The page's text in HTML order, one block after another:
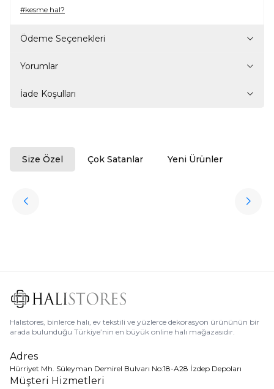
#kesme hal?
Ödeme Seçenekleri
Yorumlar
İade Koşulları
Size Özel Çok Satanlar Yeni Ürünler
Favorilere Ekle
Halıstores
3.909,80
Halıstores, binlerce halı, ev tekstili ve yüzlerce dekorasyon ürününün bir
arada bulunduğu Türkiye’nin en büyük online halı mağazasıdır.
Adres
Hürriyet Mh. Süleyman Demirel Bulvarı No:18-A28 İzdep Depoları
Müşteri Hizmetleri